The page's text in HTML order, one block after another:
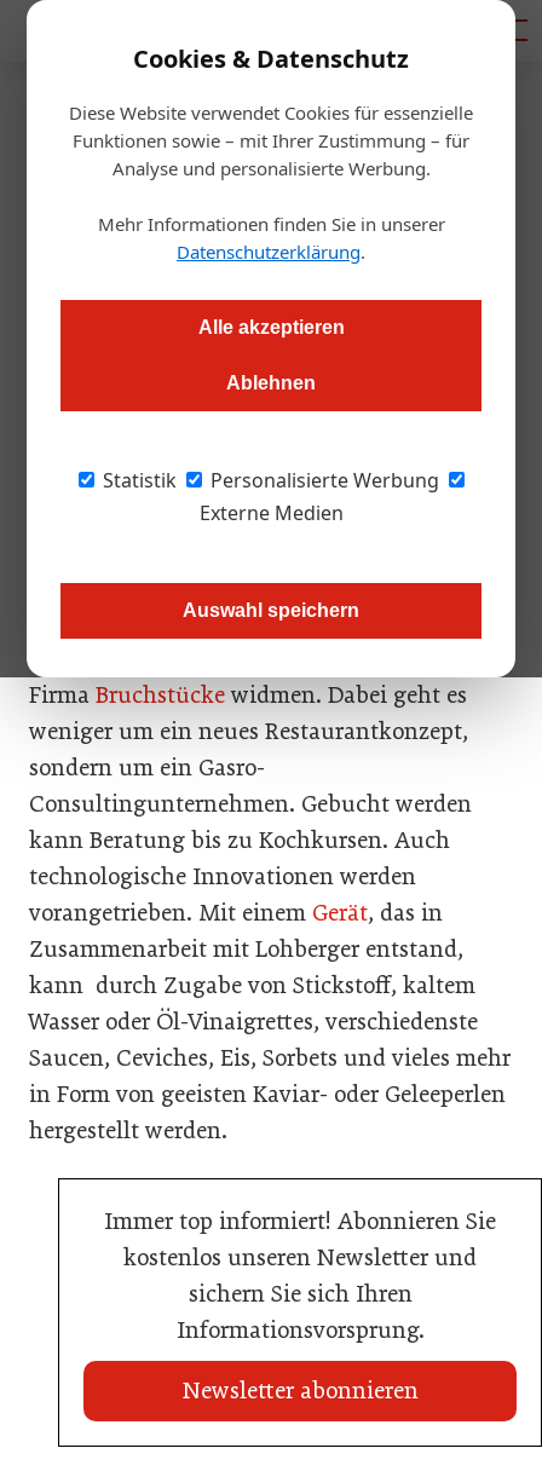
Cookies & Datenschutz
Diese Website verwendet Cookies für essenzielle
Funktionen sowie – mit Ihrer Zustimmung – für
Analyse und personalisierte Werbung.
Mehr Informationen finden Sie in unserer
Datenschutzerklärung.
Alle akzeptieren
Ablehnen
Statistik
Personalisierte Werbung
Externe Medien
Auswahl speichern
Startseite/Gastro & Hotel
Jörg Bruch verlässt den
Hangar-7
Nach 16 Jahren am Hangar-7 verlässt Sterne-Koch Jörg
Bruch sein Ikarus. Der Spitzenkoch macht sich selbständig.
In Dietrich Mateschitz‘ Ikaus im Hangar 7 hat
Jörg Bruch die letzten 16 Jahre lang mit den
übergibt Bruch seinen Posten als Chef
dem langjährigen Ikarus-Sous Chef Martin
Firma Bruchstückewidmen. Dabei geht es
weniger um ein neues Restaurantkonzept,
sondern um ein Gasro-
Consultingunternehmen. Gebucht werden
kann Beratung bis zu Kochkursen. Auch
technologische Innovationen werden
vorangetrieben. Mit einem Gerät, das in
Zusammenarbeit mit Lohberger entstand,
kann durch Zugabe von Stickstoff, kaltem
Wasser oder Öl-Vinaigrettes, verschiedenste
Saucen, Ceviches, Eis, Sorbets und vieles mehr
in Form von geeisten Kaviar- oder Geleeperlen
hergestellt werden.
Immer top informiert! Abonnieren Sie
kostenlos unseren Newsletter und
sichern Sie sich Ihren
Informationsvorsprung.
Newsletter abonnieren